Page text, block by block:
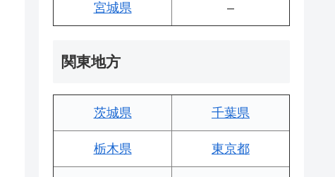
宮城県 –
関東地方
茨城県 千葉県
栃木県 東京都